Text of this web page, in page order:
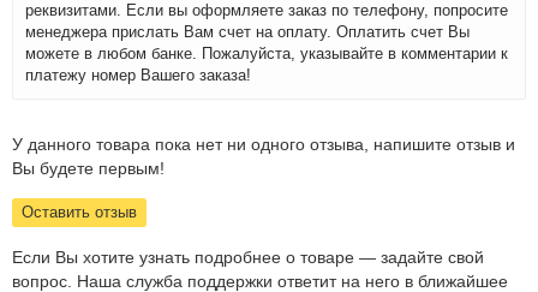
реквизитами. Если вы оформляете заказ по телефону, попросите
менеджера прислать Вам счет на оплату. Оплатить счет Вы
можете в любом банке. Пожалуйста, указывайте в комментарии к
платежу номер Вашего заказа!
У данного товара пока нет ни одного отзыва, напишите отзыв и
Вы будете первым!
Оставить отзыв
Если Вы хотите узнать подробнее о товаре — задайте свой
вопрос. Наша служба поддержки ответит на него в ближайшее